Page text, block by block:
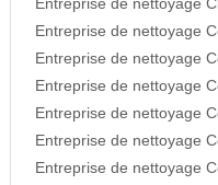
Entreprise de nettoyage
Entreprise de nettoyage
Entreprise de nettoyage
Entreprise de nettoyage
Entreprise de nettoyage
Entreprise de nettoyage
Entreprise de nettoyage